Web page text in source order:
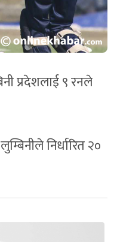
प्रदेशलाई ९ रनले
निर्धारित २०